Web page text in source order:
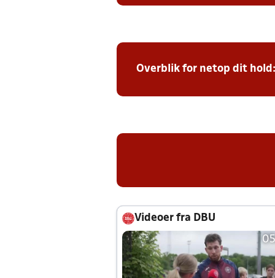
Overblik for netop dit
Videoer fra DBU